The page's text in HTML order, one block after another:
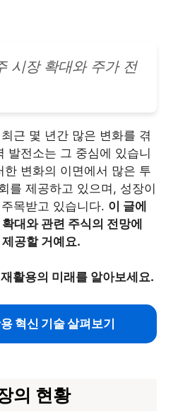
시장 확대와 주가 전
근 몇 년간 많은 변화를 겪
발전소는 그 중심에 있습니
변화의 이면에서 많은 투
를 제공하고 있으며, 성장이
목받고 있습니다. 이 글에
대와 관련 주식의 전망에
공할 거예요.
활용의 미래를 알아보세요.
혁신 기술 살펴보기
의 현황